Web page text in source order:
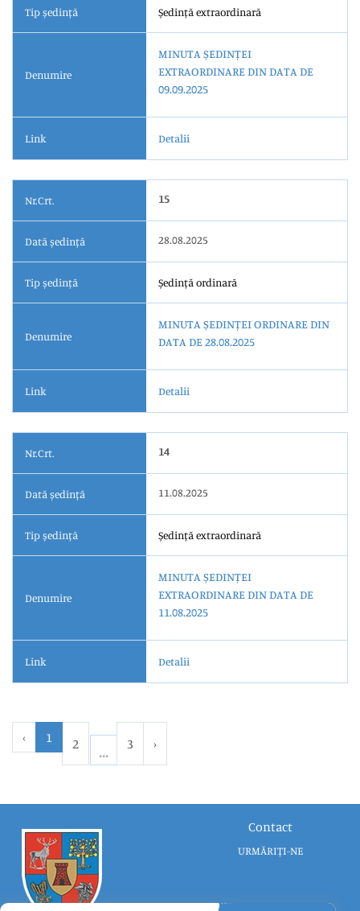
Tip ședință Ședință extraordinară
Denumire
MINUTA ȘEDINȚEI
EXTRAORDINARE DIN DATA DE
09.09.2025
Link Detalii
Nr.Crt. 15
Dată ședință 28.08.2025
Tip ședință Ședință ordinară
Denumire
MINUTA ȘEDINȚEI ORDINARE DIN
DATA DE 28.08.2025
Link Detalii
Nr.Crt. 14
Dată ședință 11.08.2025
Tip ședință Ședință extraordinară
Denumire
MINUTA ȘEDINȚEI
EXTRAORDINARE DIN DATA DE
11.08.2025
Link Detalii
‹ 1 2 3 ›
Contact
URMĂRIȚI-NE